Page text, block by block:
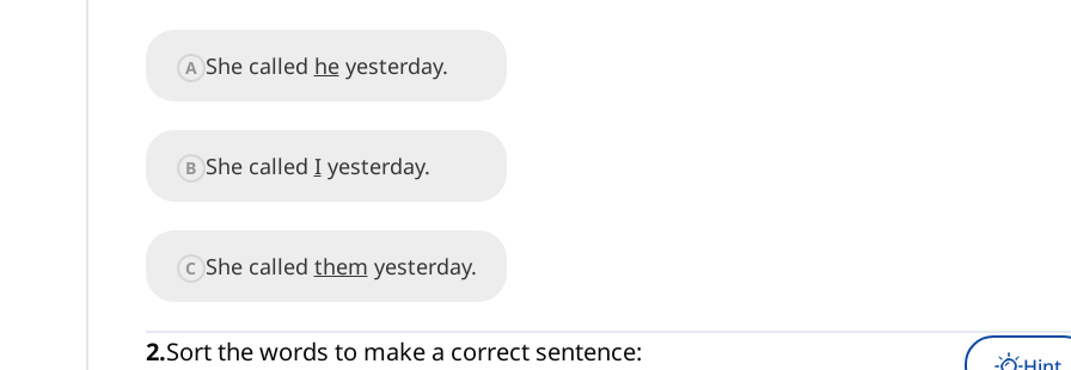
A She called heyesterday.
B She called Iyesterday.
C She called them yesterday.
2.Sort the words to make a correct sentence: